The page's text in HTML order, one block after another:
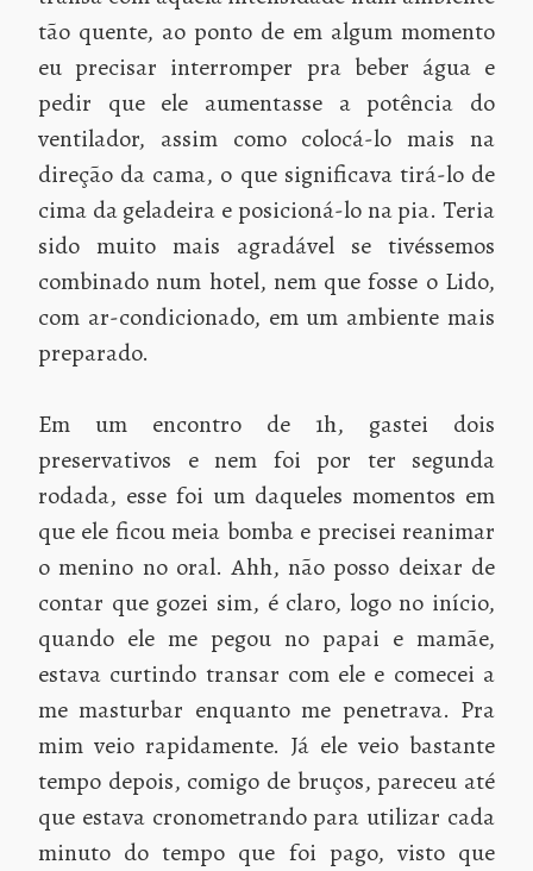
tão quente, ao ponto de em algum momento
eu precisar interromper pra beber água e
pedir que ele aumentasse a potência do
ventilador, assim como colocá-lo mais na
direção da cama, o que significava tirá-lo de
cima da geladeira e posicioná-lo na pia. Teria
sido muito mais agradável se tivéssemos
combinado num hotel, nem que fosse o Lido,
com ar-condicionado, em um ambiente mais
preparado.
Em um encontro de 1h, gastei dois
preservativos e nem foi por ter segunda
rodada, esse foi um daqueles momentos em
que ele ficou meia bomba e precisei reanimar
o menino no oral. Ahh, não posso deixar de
contar que gozei sim, é claro, logo no início,
quando ele me pegou no papai e mamãe,
estava curtindo transar com ele e comecei a
me masturbar enquanto me penetrava. Pra
mim veio rapidamente. Já ele veio bastante
tempo depois, comigo de bruços, pareceu até
que estava cronometrando para utilizar cada
minuto do tempo que foi pago, visto que